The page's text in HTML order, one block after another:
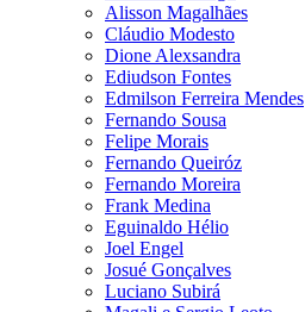
Alisson Magalhães
Cláudio Modesto
Dione Alexsandra
Ediudson Fontes
Edmilson Ferreira Mendes
Fernando Sousa
Felipe Morais
Fernando Queiróz
Fernando Moreira
Frank Medina
Eguinaldo Hélio
Joel Engel
Josué Gonçalves
Luciano Subirá